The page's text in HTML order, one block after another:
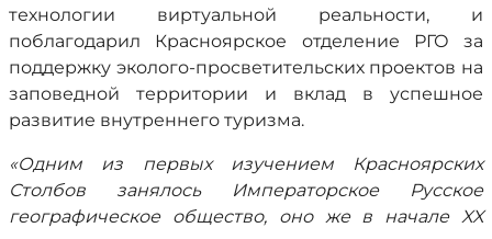
технологии виртуальной реальности, и
поблагодарил Красноярское отделение РГО за
поддержку эколого-просветительских проектов на
заповедной территории и вклад в успешное
развитие внутреннего туризма.
«Одним из первых изучением Красноярских
Столбов занялось Императорское Русское
географическое общество, оно же в начале XX